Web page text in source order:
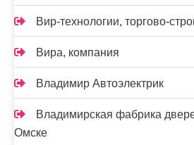
Вир-технологии, торгово-
Вира, компания
Владимир Автоэлектрик
Владимирская фабрика
Омске